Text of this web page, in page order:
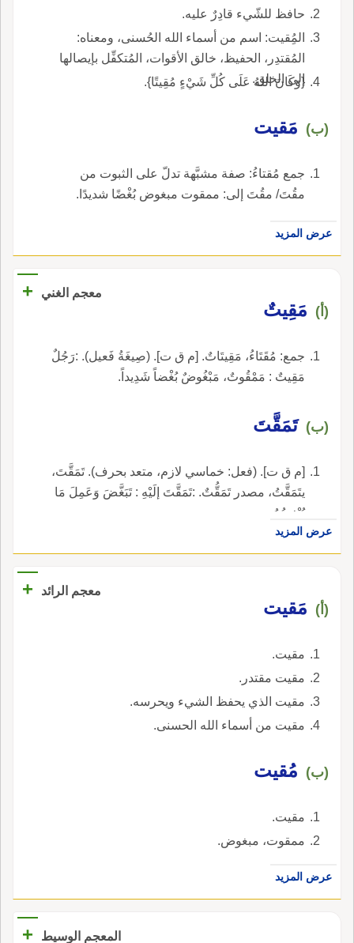
حافظ للشّيء قادِرٌ عليه.
المُِقيت: اسم من أسماء الله الحُسنى، ومعناه:
المُقتدِر، الحفيظ، خالق الأقوات، المُتكفِّل بإيصالها
إلى الخلق.
{وَكَانَ اللهُ عَلَى كُلِّ شَيْءٍ مُقِيتًا}.
(ب) مَقيت
جمع مُقتاءُ: صفة مشبَّهة تدلّ على الثبوت من
مقُتَ/ مقُتَ إلى: ممقوت مبغوض بُغْضًا شديدًا.
عرض المزيد
معجم الغني +
(أ) مَقِيتٌ
جمع: مُقَتَاءُ، مَقِيتَاتٌ. [م ق ت]. (صِيغَةُ فَعيل). :رَجُلٌ
مَقِيتٌ : مَمْقُوتٌ، مَبْغُوضٌ بُغْضاً شَدِيداً.
(ب) تَمَقَّتَ
[م ق ت]. (فعل: خماسي لازم، متعد بحرف). تَمَقَّتَ،
يتَمَقَّتُ، مصدر تَمَقُّتٌ. :تَمَقَّتَ إلَيْهِ : تَبَغَّضَ وَعَمِلَ مَا
يُبْغِضُهُ.
عرض المزيد
معجم الرائد +
(أ) مَقيت
مقيت.
مقيت مقتدر.
مقيت الذي يحفظ الشيء ويحرسه.
مقيت من أسماء الله الحسنى.
(ب) مُقيت
مقيت.
ممقوت، مبغوض.
عرض المزيد
المعجم الوسيط +